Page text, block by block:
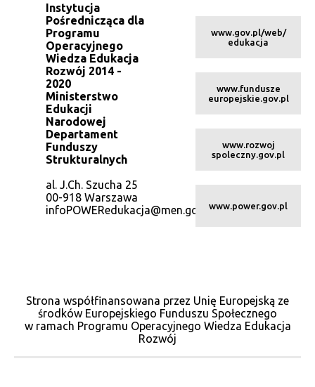
Instytucja
Pośrednicząca dla
Programu
Operacyjnego
Wiedza Edukacja
Rozwój 2014 -
2020
Ministerstwo
Edukacji
Narodowej
Departament
Funduszy
Strukturalnych
al. J.Ch. Szucha 25
00-918 Warszawa
infoPOWERedukacja@men.gov.pl
www.gov.pl/web/
edukacja
www.fundusze
europejskie.gov.pl
www.rozwoj
spoleczny.gov.pl
www.power.gov.pl
Strona współfinansowana przez Unię Europejską ze
środków Europejskiego Funduszu Społecznego
w ramach Programu Operacyjnego Wiedza Edukacja
Rozwój